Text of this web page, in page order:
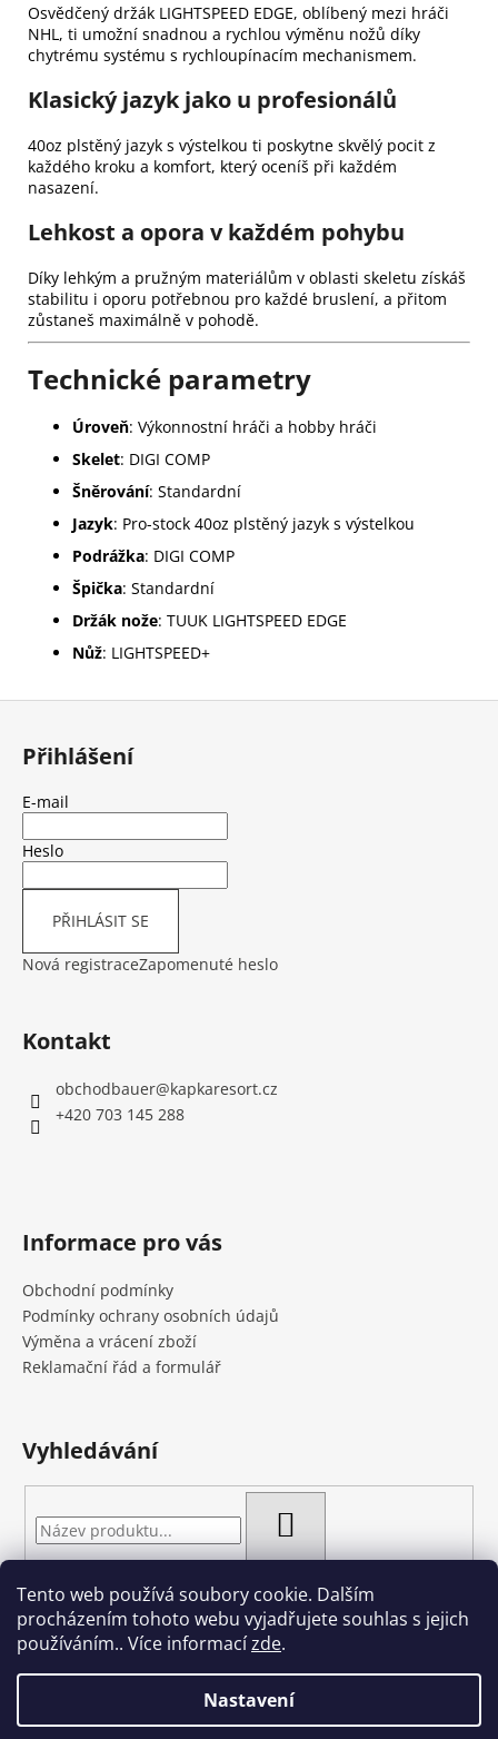
Tento web používá soubory cookie. Dalším
procházením tohoto webu vyjadřujete souhlas s jejich
používáním.. Více informacízde.
Nastavení
Osvědčený držák LIGHTSPEED EDGE, oblíbený mezi hráči
NHL, ti umožní snadnou a rychlou výměnu nožů díky
chytrému systému s rychloupínacím mechanismem.
Klasický jazyk jako u profesionálů
40oz plstěný jazyk s výstelkou ti poskytne skvělý pocit z
každého kroku a komfort, který oceníš při každém
nasazení.
Lehkost a opora v každém pohybu
Díky lehkým a pružným materiálům v oblasti skeletu získáš
stabilitu i oporu potřebnou pro každé bruslení, a přitom
zůstaneš maximálně v pohodě.
Technické parametry
Úroveň: Výkonnostní hráči a hobby hráči
Skelet: DIGI COMP
Šněrování: Standardní
Jazyk: Pro-stock 40oz plstěný jazyk s výstelkou
Podrážka: DIGI COMP
Špička: Standardní
Držák nože: TUUK LIGHTSPEED EDGE
Nůž: LIGHTSPEED+
Přihlášení
E-mail
Heslo
PŘIHLÁSIT SE
Nová registraceZapomenuté heslo
Kontakt
obchodbauer@kapkaresort.cz
+420 703 145 288
Informace pro vás
Obchodní podmínky
Podmínky ochrany osobních údajů
Výměna a vrácení zboží
Reklamační řád a formulář
Vyhledávání